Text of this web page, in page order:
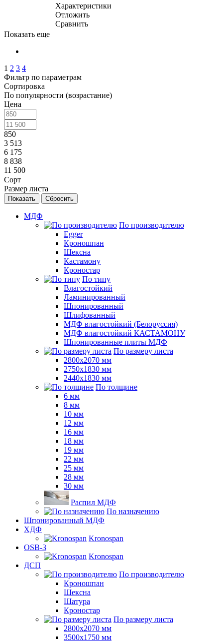
Характеристики
Отложить
Сравнить
Показать еще
1 2 3 4
Фильтр по параметрам
Сортировка
По популярности (возрастание)
Цена
850
3 513
6 175
8 838
11 500
Сорт
Размер листа
Сбросить
МДФ
По производителю
Egger
Кроношпан
Шексна
Кастамону
Кроностар
По типу
Влагостойкий
Ламинированный
Шпонированный
Шлифованный
МДФ влагостойкий (Белоруссия)
МДФ влагостойкий КАСТАМОНУ
Шпонированные плиты МДФ
По размеру листа
2800х2070 мм
2750х1830 мм
2440х1830 мм
По толщине
6 мм
8 мм
10 мм
12 мм
16 мм
18 мм
19 мм
22 мм
25 мм
28 мм
30 мм
Распил МДФ
По назначению
Шпонированный МДФ
ХДФ
Kronospan
OSB-3
Kronospan
ДСП
По производителю
Кроношпан
Шексна
Шатура
Кроностар
По размеру листа
2800х2070 мм
3500х1750 мм